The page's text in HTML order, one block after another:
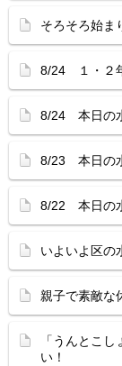
そろそろ始ま
8/24 １・２
8/24 本日の
8/23 本日の
8/22 本日の
いよいよ区の
親子で素敵な
「うんとこ
い！